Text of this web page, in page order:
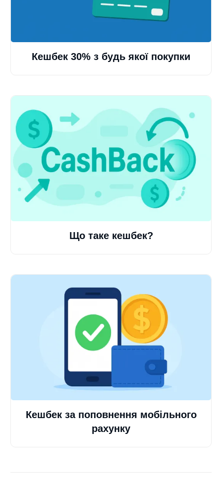
Кешбек 30% з будь якої покупки
Що таке кешбек?
Кешбек за поповнення мобільного
рахунку